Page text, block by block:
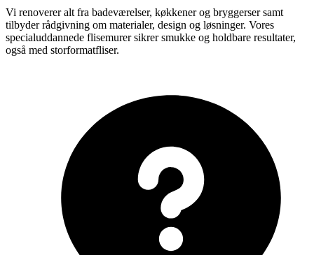
Vi renoverer alt fra badeværelser, køkkener og bryggerser samt
tilbyder rådgivning om materialer, design og løsninger. Vores
specialuddannede flisemurer sikrer smukke og holdbare resultater,
også med storformatfliser.